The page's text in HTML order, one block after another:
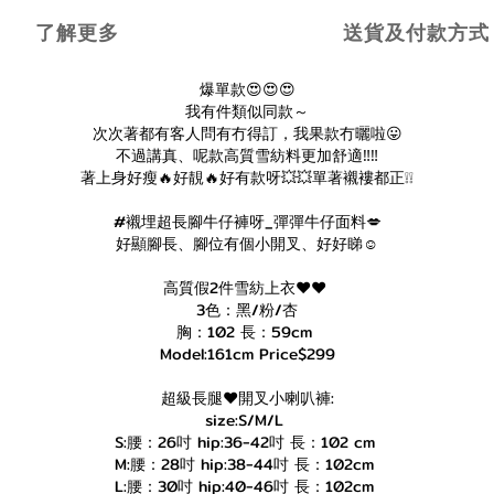
了解更多 送貨及付款方式
爆單款😍😍😍
我有件類似同款～
次次著都有客人問有冇得訂，我果款冇曬啦😛
不過講真、呢款高質雪紡料更加舒適‼️‼️
著上身好瘦🔥好靚🔥好有款呀💥💥單著襯褸都正❕❕
#襯埋超長腳牛仔褲呀_彈彈牛仔面料💋
好顯腳長、腳位有個小開叉、好好睇☺️
高質假2件雪紡上衣❤️❤️
3色：黑/粉/杏
胸：102 長：59cm
Model:161cm Price$299
超級長腿♥️開叉小喇叭褲:
size:S/M/L
S:腰：26吋 hip:36-42吋 長：102 cm
M:腰：28吋 hip:38-44吋 長：102cm
L:腰：30吋 hip:40-46吋 長：102cm